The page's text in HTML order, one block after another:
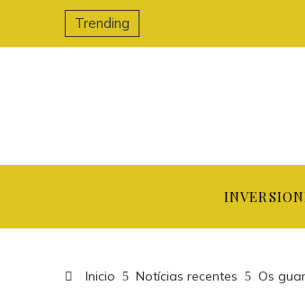
Trending
Inicio Notícias recentes Os